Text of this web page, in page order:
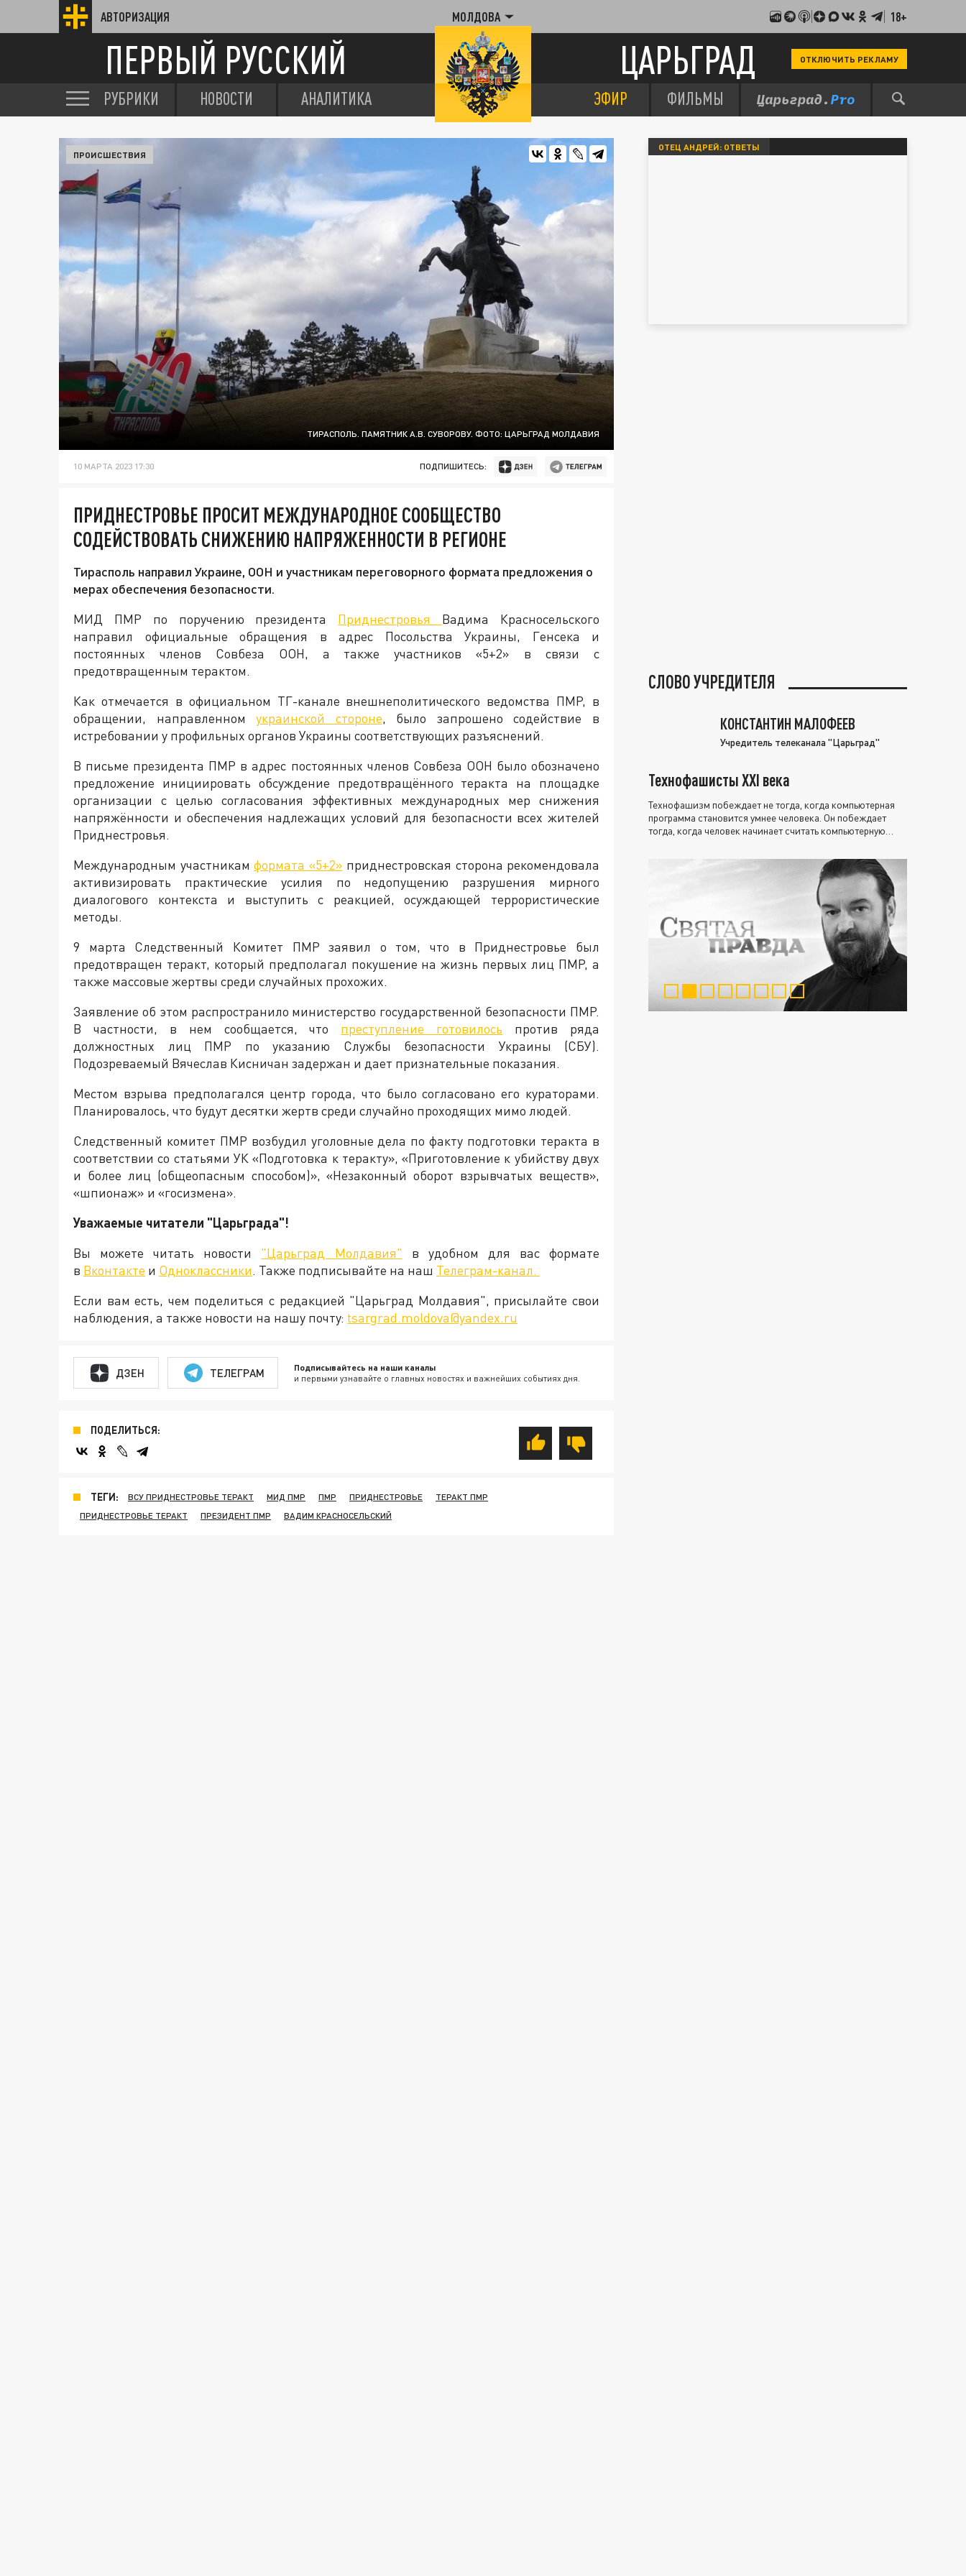
АВТОРИЗАЦИЯ МОЛДОВА 18+
ПЕРВЫЙ РУССКИЙ ЦАРЬГРАД ОТКЛЮЧИТЬ РЕКЛАМУ
РУБРИКИ НОВОСТИ АНАЛИТИКА ЭФИР ФИЛЬМЫ
ТИРАСПОЛЬ. ПАМЯТНИК А.В. СУВОРОВУ. ФОТО: ЦАРЬГРАД МОЛДАВИЯ
ПРОИСШЕСТВИЯ
10 МАРТА 2023 17:30 ПОДПИШИТЕСЬ:
ПРИДНЕСТРОВЬЕ ПРОСИТ МЕЖДУНАРОДНОЕ СООБЩЕСТВО
СОДЕЙСТВОВАТЬ СНИЖЕНИЮ НАПРЯЖЕННОСТИ В РЕГИОНЕ
Тирасполь направил Украине, ООН и участникам переговорного формата предложения о
мерах обеспечения безопасности.
МИД ПМР по поручению президента Приднестровья Вадима Красносельского
направил официальные обращения в адрес Посольства Украины, Генсека и
постоянных членов Совбеза ООН, а также участников «5+2» в связи с
предотвращенным терактом.
Как отмечается в официальном ТГ-канале внешнеполитического ведомства ПМР, в
обращении, направленномукраинской стороне, было запрошено содействие в
истребовании у профильных органов Украины соответствующих разъяснений.
В письме президента ПМР в адрес постоянных членов Совбеза ООН было обозначено
предложение инициировать обсуждение предотвращённого теракта на площадке
организации с целью согласования эффективных международных мер снижения
напряжённости и обеспечения надлежащих условий для безопасности всех жителей
Приднестровья.
Международным участникам формата «5+2» приднестровская сторона рекомендовала
активизировать практические усилия по недопущению разрушения мирного
диалогового контекста и выступить с реакцией, осуждающей террористические
методы.
9 марта Следственный Комитет ПМР заявил о том, что в Приднестровье был
предотвращен теракт, который предполагал покушение на жизнь первых лиц ПМР, а
также массовые жертвы среди случайных прохожих.
Заявление об этом распространило министерство государственной безопасности ПМР.
В частности, в нем сообщается, что преступление готовилось против ряда
должностных лиц ПМР по указанию Службы безопасности Украины (СБУ).
Подозреваемый Вячеслав Кисничан задержан и дает признательные показания.
Местом взрыва предполагался центр города, что было согласовано его кураторами.
Планировалось, что будут десятки жертв среди случайно проходящих мимо людей.
Следственный комитет ПМР возбудил уголовные дела по факту подготовки теракта в
соответствии со статьями УК «Подготовка к теракту», «Приготовление к убийству двух
и более лиц (общеопасным способом)», «Незаконный оборот взрывчатых веществ»,
«шпионаж» и «госизмена».
Уважаемые читатели "Царьграда"!
Вы можете читать новости "Царьград Молдавия" в удобном для вас формате
в Вконтакте и Одноклассники. Также подписывайте на наш Телеграм-канал.
Если вам есть, чем поделиться с редакцией "Царьград Молдавия", присылайте свои
наблюдения, а также новости на нашу почту: tsargrad.moldova@yandex.ru
ДЗЕН ТЕЛЕГРАМ Подписывайтесь на наши каналы
и первыми узнавайте о главных новостях и важнейших событиях дня.
ПОДЕЛИТЬСЯ:
ТЕГИ: ВСУ ПРИДНЕСТРОВЬЕ ТЕРАКТ МИД ПМР ПМР ПРИДНЕСТРОВЬЕ
ТЕРАКТ ПМР
ПРИДНЕСТРОВЬЕ ТЕРАКТ
ПРЕЗИДЕНТ ПМР ВАДИМ КРАСНОСЕЛЬСКИЙ
ОТЕЦ АНДРЕЙ: ОТВЕТЫ
СЛОВО УЧРЕДИТЕЛЯ
КОНСТАНТИН МАЛОФЕЕВ
Учредитель телеканала "Царьград"
Технофашисты XXI века
Технофашизм побеждает не тогда, когда компьютерная
программа становится умнее человека. Он побеждает
тогда, когда человек начинает считать компьютерную